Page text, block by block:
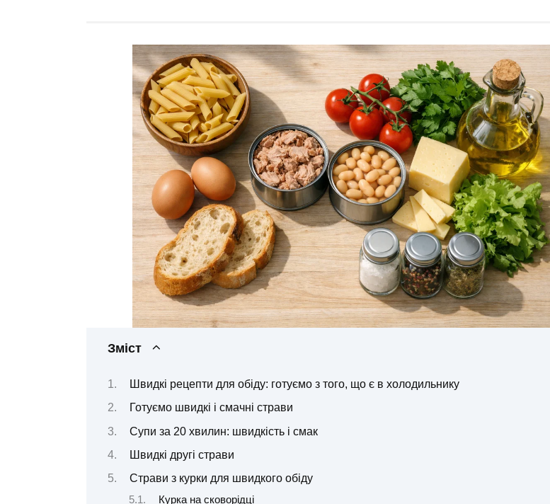
Зміст
Швидкі рецепти для обіду: готуємо з того, що є в холодильнику
Готуємо швидкі і смачні страви
Супи за 20 хвилин: швидкість і смак
Швидкі другі страви
Страви з курки для швидкого обіду
Курка на сковорідці